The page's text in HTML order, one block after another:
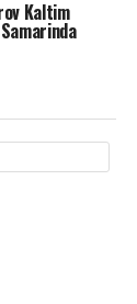
Kaltim